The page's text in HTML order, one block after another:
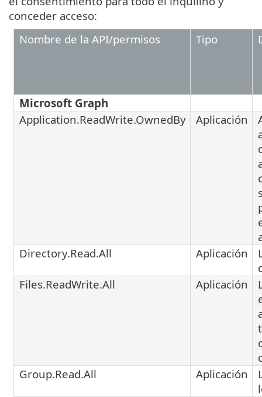
conceder acceso:
Nombre de la API/permisos
Tipo
Microsoft Graph
Application.ReadWrite.OwnedBy
Aplicación
Directory.Read.All
Aplicación
Files.ReadWrite.All
Aplicación
Group.Read.All
Aplicación